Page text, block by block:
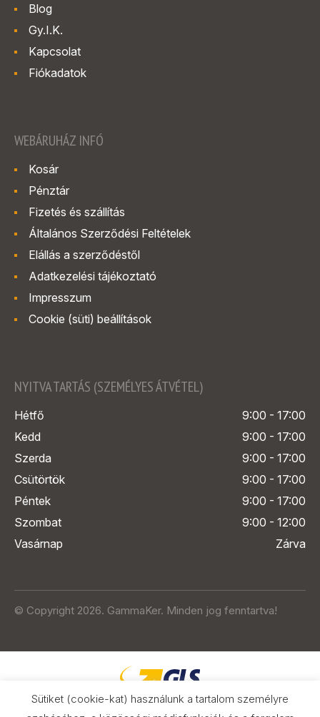
Blog
Gy.I.K.
Kapcsolat
Fiókadatok
WEBÁRUHÁZ INFÓ
Kosár
Pénztár
Fizetés és szállítás
Általános Szerződési Feltételek
Elállás a szerződéstől
Adatkezelési tájékoztató
Impresszum
Cookie (süti) beállítások
NYITVA TARTÁS (SZEMÉLYES ÁTVÉTEL)
Hétfő
9:00 - 17:00
Kedd
9:00 - 17:00
Szerda
9:00 - 17:00
Csütörtök
9:00 - 17:00
Péntek
9:00 - 17:00
Szombat
9:00 - 12:00
Vasárnap
Zárva
© Copyright 2026. GammaKer. Minden jog fenntartva!
Sütiket (cookie-kat) használunk a tartalom személyre